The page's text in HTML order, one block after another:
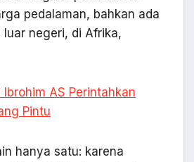
pedalaman, bahkan ada
negeri, di Afrika,
Ibrohim AS Perintahkan
Pintu
hanya satu: karena